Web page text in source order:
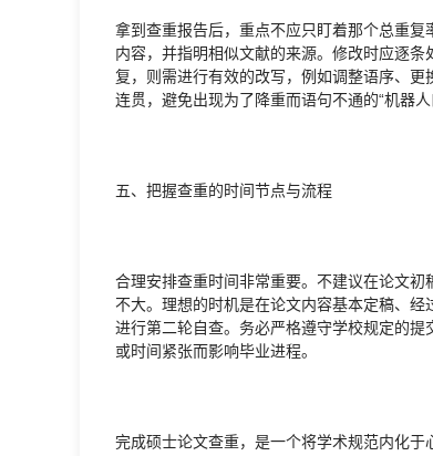
拿到查重报告后，重点不应只盯着那个总重
内容，并指明相似文献的来源。修改时应逐
复，则需进行有效的改写，例如调整语序、
连贯，避免出现为了降重而语句不通的“机器人
五、把握查重的时间节点与流程
合理安排查重时间非常重要。不建议在论文
不大。理想的时机是在论文内容基本定稿、
进行第二轮自查。务必严格遵守学校规定的
或时间紧张而影响毕业进程。
完成硕士论文查重，是一个将学术规范内化